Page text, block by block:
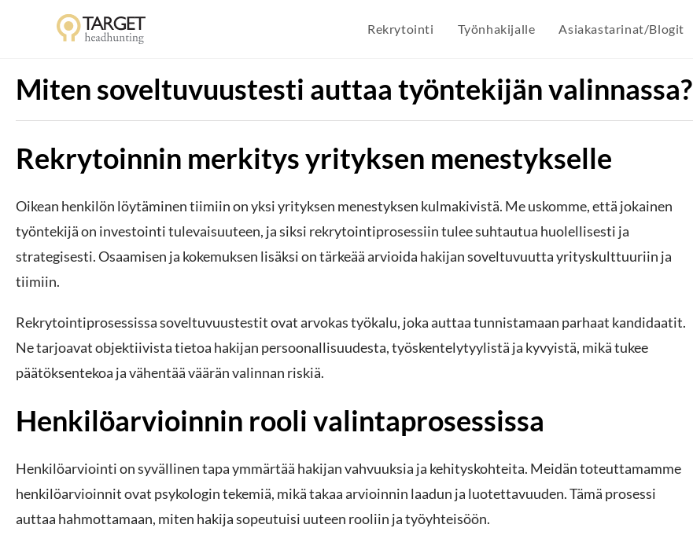
Rekrytointi Työnhakijalle Asiakastarinat/Blogit
Miten soveltuvuustesti auttaa työntekijän valinnassa?
Rekrytoinnin merkitys yrityksen menestykselle
Oikean henkilön löytäminen tiimiin on yksi yrityksen menestyksen kulmakivistä. Me uskomme, että jokainen
työntekijä on investointi tulevaisuuteen, ja siksi rekrytointiprosessiin tulee suhtautua huolellisesti ja
strategisesti. Osaamisen ja kokemuksen lisäksi on tärkeää arvioida hakijan soveltuvuutta yrityskulttuuriin ja
tiimiin.
Rekrytointiprosessissa soveltuvuustestit ovat arvokas työkalu, joka auttaa tunnistamaan parhaat kandidaatit.
Ne tarjoavat objektiivista tietoa hakijan persoonallisuudesta, työskentelytyylistä ja kyvyistä, mikä tukee
päätöksentekoa ja vähentää väärän valinnan riskiä.
Henkilöarvioinnin rooli valintaprosessissa
Henkilöarviointi on syvällinen tapa ymmärtää hakijan vahvuuksia ja kehityskohteita. Meidän toteuttamamme
henkilöarvioinnit ovat psykologin tekemiä, mikä takaa arvioinnin laadun ja luotettavuuden. Tämä prosessi
auttaa hahmottamaan, miten hakija sopeutuisi uuteen rooliin ja työyhteisöön.